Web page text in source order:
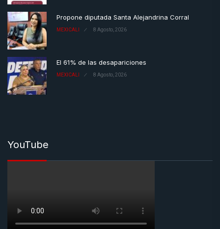
Propone diputada Santa Alejandrina Corral
MEXICALI 8 Agosto, 2026
El 61% de las desapariciones
MEXICALI 8 Agosto, 2026
YouTube